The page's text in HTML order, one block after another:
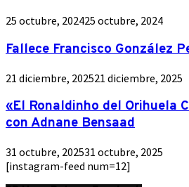
25 octubre, 202425 octubre, 2024
Fallece Francisco González
21 diciembre, 202521 diciembre, 2025
«El Ronaldinho del Orihuela
con Adnane Bensaad
31 octubre, 202531 octubre, 2025
[instagram-feed num=12]